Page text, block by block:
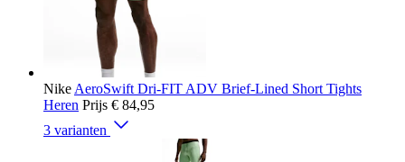
Nike AeroSwift Dri-FIT ADV Brief-Lined Short Tights
Heren Prijs € 84,95
3 varianten